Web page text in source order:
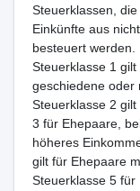
Steuerklassen,
Einkünfte aus
besteuert werden.
Steuerklasse 1 gilt
geschiedene oder
Steuerklasse 2
3 für Ehepaare,
höheres
gilt für Ehepaare
Steuerklasse 5 für